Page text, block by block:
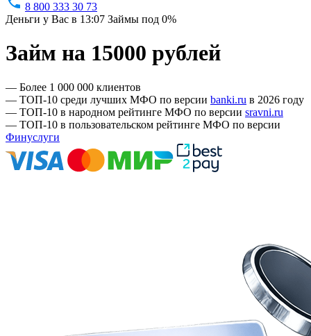
8 800 333 30 73
Деньги у Вас в 13:07 Займы под 0%
Займ на 15000 рублей
— Более 1 000 000 клиентов
— ТОП-10 среди лучших МФО по версии banki.ru в 2026 году
— ТОП-10 в народном рейтинге МФО по версии sravni.ru
— ТОП-10 в пользовательском рейтинге МФО по версии
Финуслуги